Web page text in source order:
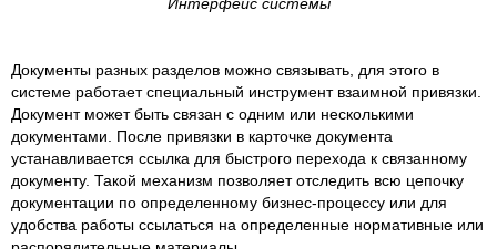
Документы разных разделов можно связывать, для этого в
системе работает специальный инструмент взаимной привязки.
Документ может быть связан с одним или несколькими
документами. После привязки в карточке документа
устанавливается ссылка для быстрого перехода к связанному
документу. Такой механизм позволяет отследить всю цепочку
документации по определенному бизнес-процессу или для
удобства работы ссылаться на определенные нормативные или